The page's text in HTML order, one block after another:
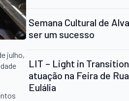
julho,
Semana Cultural de
ser um sucesso
LIT – Light in Transition
atuação na Feira de
Eulália